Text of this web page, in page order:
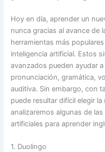
Hoy en día, aprender un
nunca gracias al avance de
herramientas más
inteligencia artificial. Estos
avanzados pueden ayudar
pronunciación, gramática,
auditiva. Sin embargo, con
puede resultar difícil elegir
analizaremos algunas de
artificiales para aprender
1. Duolingo